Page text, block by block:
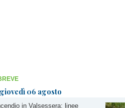
giovedì 06 agosto
in Valsessera: linee